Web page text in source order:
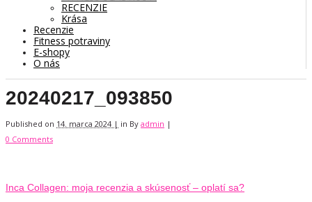
RECENZIE
Krása
Recenzie
Fitness potraviny
E-shopy
O nás
20240217_093850
Published on 14. marca 2024 | in By admin |
0 Comments
Inca Collagen: moja recenzia a skúsenosť – oplatí sa?